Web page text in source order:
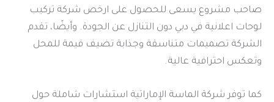
صاحب مشروع يسعى للحصول على ارخص شركة تركيب
لوحات اعلانية في دبي دون التنازل عن الجودة. وأيضًا، تقدم
الشركة تصميمات متناسقة وجذابة تضيف قيمة للمحل
وتعكس احترافية عالية.
كما توفر شركة الماسة الإماراتية استشارات شاملة حول